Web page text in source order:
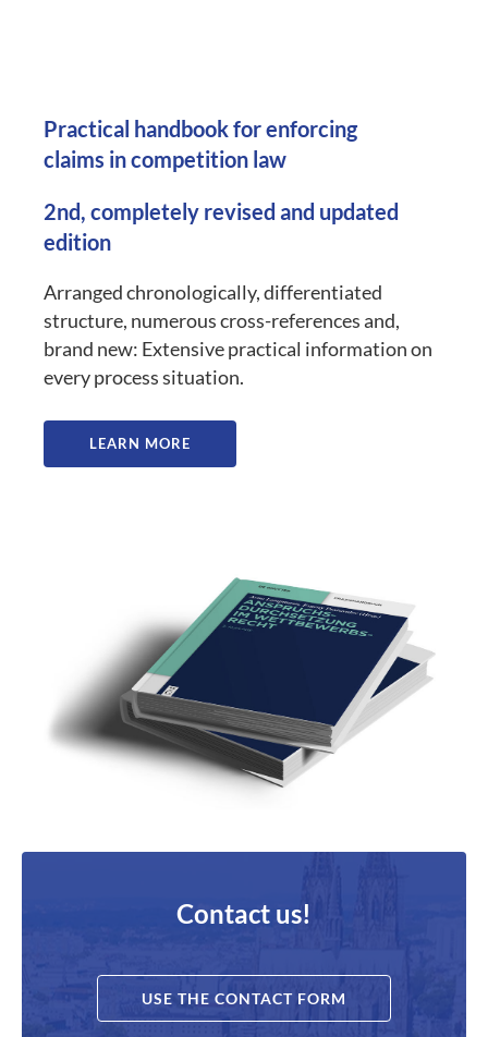
Practical handbook for enforcing
claims in competition law
2nd, completely revised and updated
edition
Arranged chronologically, differentiated
structure, numerous cross-references and,
brand new: Extensive practical information on
every process situation.
LEARN MORE
Contact us!
USE THE CONTACT FORM